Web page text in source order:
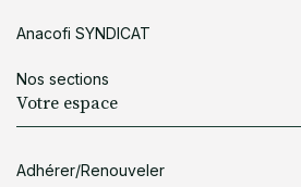
Anacofi SYNDICAT
Nos sections
Votre espace
Adhérer/Renouveler